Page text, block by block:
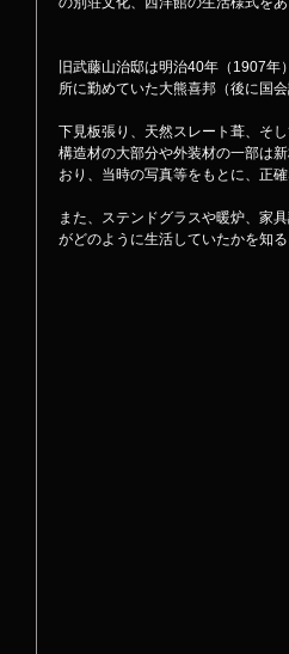
旧武藤山治邸は明治40年（1907
所に勤めていた大熊喜邦（後に国
下見板張り、天然スレート葺、そ
構造材の大部分や外装材の一部は
おり、当時の写真等をもとに、正
また、ステンドグラスや暖炉、家
がどのように生活していたかを知